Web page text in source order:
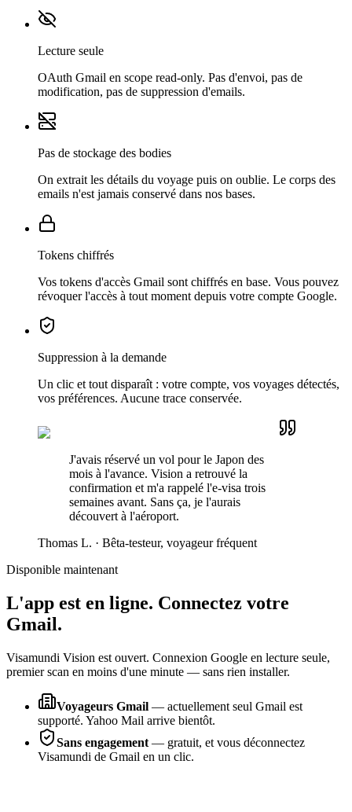
Lecture seule
OAuth Gmail en scope read-only. Pas d'envoi, pas de
modification, pas de suppression d'emails.
Pas de stockage des bodies
On extrait les détails du voyage puis on oublie. Le corps des
emails n'est jamais conservé dans nos bases.
Tokens chiffrés
Vos tokens d'accès Gmail sont chiffrés en base. Vous pouvez
révoquer l'accès à tout moment depuis votre compte Google.
Suppression à la demande
Un clic et tout disparaît : votre compte, vos voyages détectés,
vos préférences. Aucune trace conservée.
J'avais réservé un vol pour le Japon des
mois à l'avance. Vision a retrouvé la
confirmation et m'a rappelé l'e-visa trois
semaines avant. Sans ça, je l'aurais
découvert à l'aéroport.
Thomas L. · Bêta-testeur, voyageur fréquent
Disponible maintenant
L'app est en ligne. Connectez votre
Gmail.
Visamundi Vision est ouvert. Connexion Google en lecture seule,
premier scan en moins d'une minute — sans rien installer.
Voyageurs Gmail — actuellement seul Gmail est
supporté. Yahoo Mail arrive bientôt.
Sans engagement — gratuit, et vous déconnectez
Visamundi de Gmail en un clic.